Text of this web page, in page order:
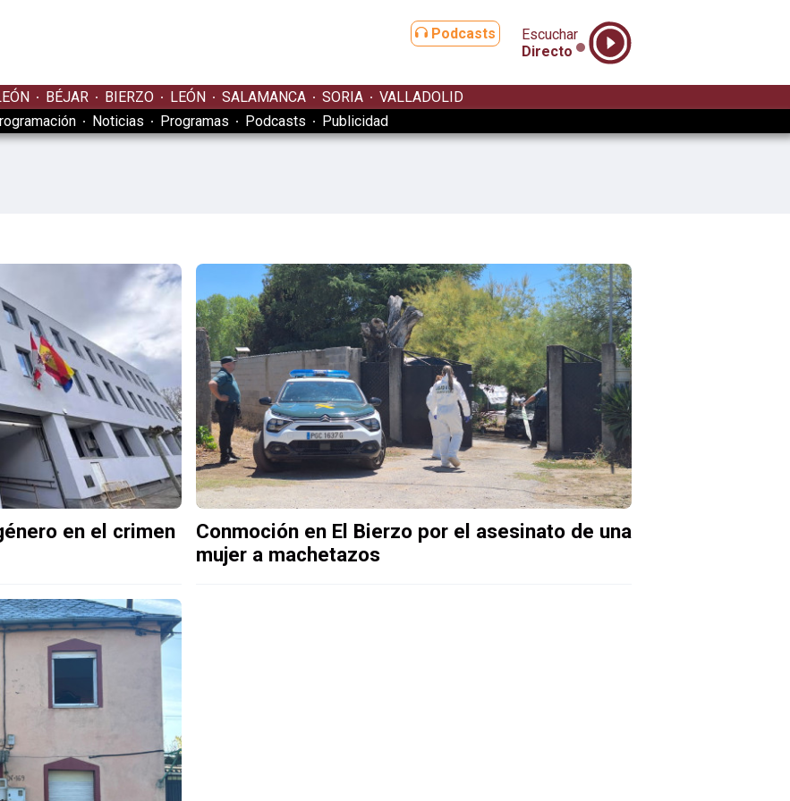
Podcasts
Escuchar
Directo
BÉJAR BIERZO LEÓN SALAMANCA SORIA
VALLADOLID
Noticias Programas Podcasts Publicidad
en el crimen
Conmoción en El Bierzo por el asesinato de una
mujer a machetazos